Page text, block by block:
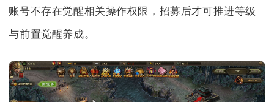
账号不存在觉醒相关操作权限，招募后才可推进等级
与前置觉醒养成。